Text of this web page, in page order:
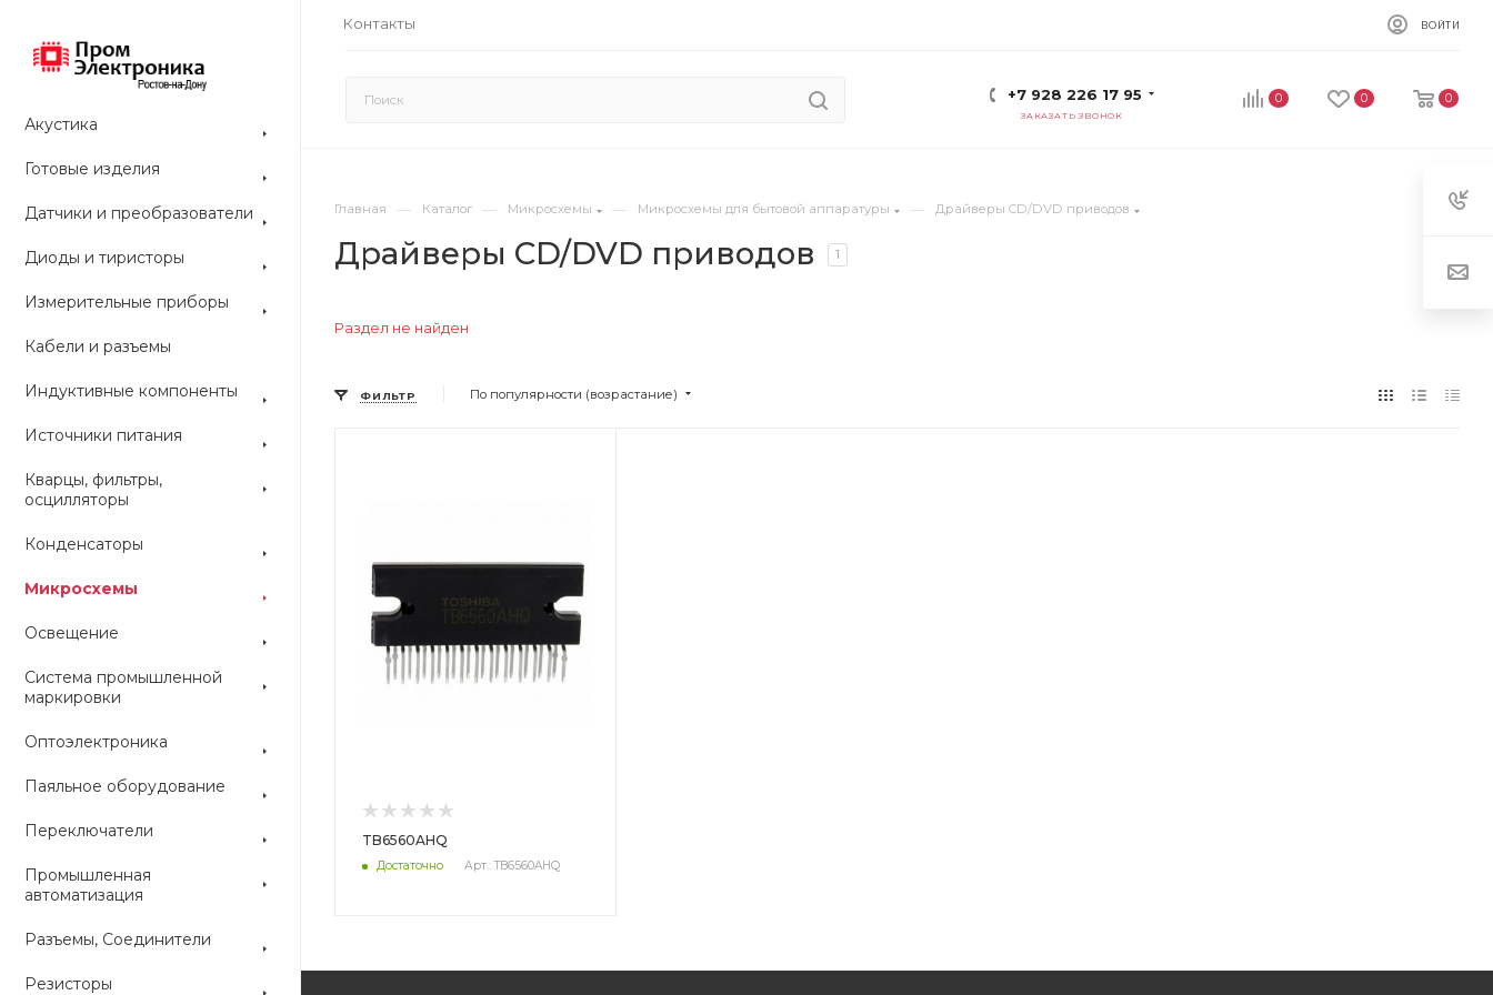
Контакты ВОЙТИ
0 0 0
+7 928 226 17 95
ЗАКАЗАТЬ ЗВОНОК
Акустика
Готовые изделия
Датчики и преобразователи
Диоды и тиристоры
Измерительные приборы
Кабели и разъемы
Индуктивные компоненты
Источники питания
Кварцы, фильтры,
осцилляторы
Конденсаторы
Микросхемы
Освещение
Система промышленной
маркировки
Оптоэлектроника
Паяльное оборудование
Переключатели
Промышленная
автоматизация
Разъемы, Соединители
Резисторы
Главная — Каталог — Микросхемы — Микросхемы для бытовой аппаратуры — Драйверы CD/DVD приводов
Драйверы CD/DVD приводов 1
Раздел не найден
ФИЛЬТР По популярности (возрастание)
TB6560AHQ
Достаточно Арт.: TB6560AHQ